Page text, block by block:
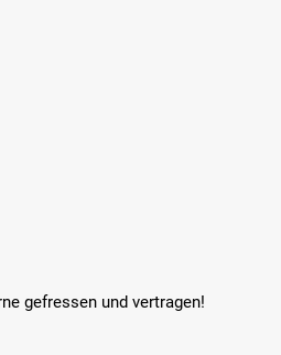
gefressen und vertragen!